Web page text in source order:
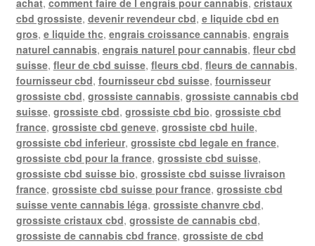
achat, comment faire de l engrais pour cannabis, cristaux
cbd grossiste, devenir revendeur cbd, e liquide cbd en
gros, e liquide thc, engrais croissance cannabis, engrais
naturel cannabis, engrais naturel pour cannabis, fleur cbd
suisse, fleur de cbd suisse, fleurs cbd, fleurs de cannabis,
fournisseur cbd, fournisseur cbd suisse, fournisseur
grossiste cbd, grossiste cannabis, grossiste cannabis cbd
suisse, grossiste cbd, grossiste cbd bio, grossiste cbd
france, grossiste cbd geneve, grossiste cbd huile,
grossiste cbd inferieur, grossiste cbd legale en france,
grossiste cbd pour la france, grossiste cbd suisse,
grossiste cbd suisse bio, grossiste cbd suisse livraison
france, grossiste cbd suisse pour france, grossiste cbd
suisse vente cannabis léga, grossiste chanvre cbd,
grossiste cristaux cbd, grossiste de cannabis cbd,
grossiste de cannabis cbd france, grossiste de cbd